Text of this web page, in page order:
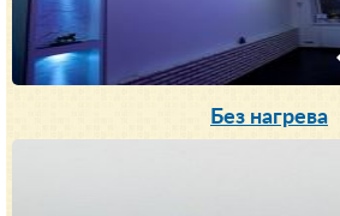
Без нагрева